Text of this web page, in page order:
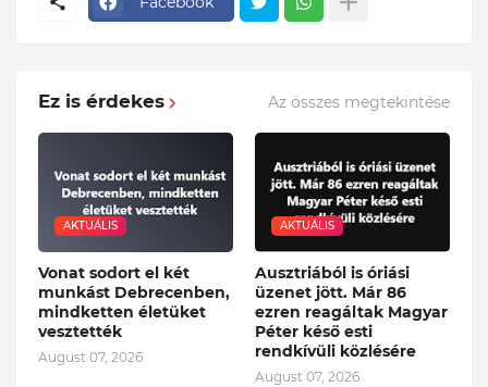
Ez is érdekes Az összes megtekintése
AKTUÁLIS
Vonat sodort el két
munkást Debrecenben,
mindketten életüket
vesztették
August 07, 2026
AKTUÁLIS
Ausztriából is óriási
üzenet jött. Már 86
ezren reagáltak Magyar
Péter késő esti
rendkívüli közlésére
August 07, 2026